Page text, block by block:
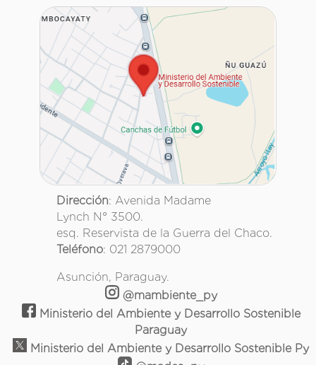
Dirección: Avenida Madame
Lynch N° 3500.
esq. Reservista de la Guerra del Chaco.
Teléfono: 021 2879000
Asunción, Paraguay.
@mambiente_py
Ministerio del Ambiente y Desarrollo Sostenible
Paraguay
Ministerio del Ambiente y Desarrollo Sostenible Py